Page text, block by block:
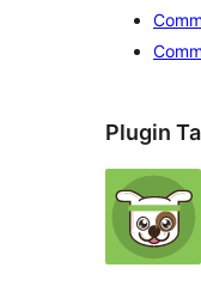
Plugin